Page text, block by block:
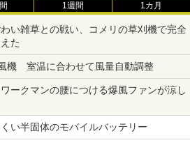
1週間 1カ月
わい雑草との戦い、コメリの草刈機で完全
た
機 室温に合わせて風量自動調整
ークマンの腰につける爆風ファンが涼し
い半固体のモバイルバッテリー